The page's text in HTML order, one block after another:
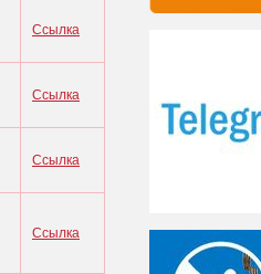
Ссылка
Ссылка
Ссылка
Ссылка